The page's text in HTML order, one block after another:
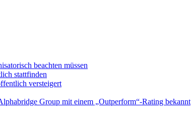
beachten müssen
stattfinden
versteigert
Group mit einem „Outperform“-Rating bekannt